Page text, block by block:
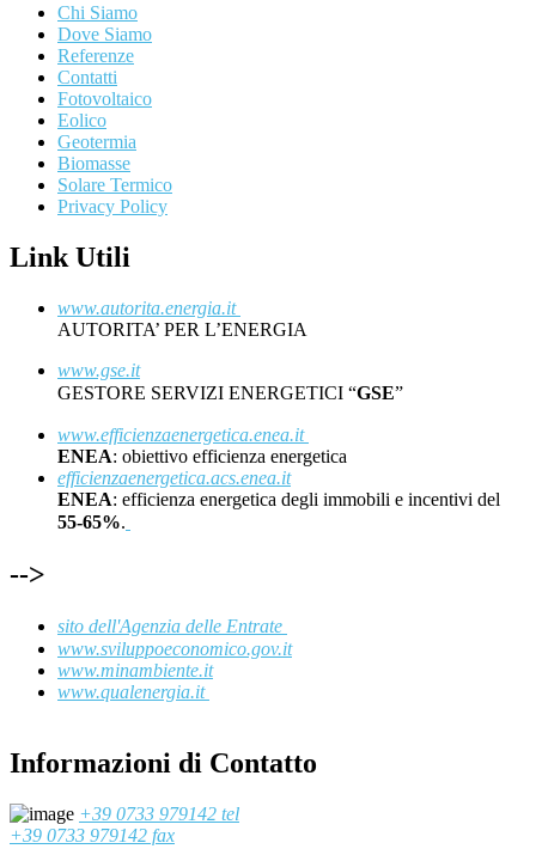
Chi Siamo
Dove Siamo
Referenze
Contatti
Fotovoltaico
Eolico
Geotermia
Biomasse
Solare Termico
Privacy Policy
Link Utili
www.autorita.energia.it
AUTORITA’ PER L’ENERGIA
www.gse.it
GESTORE SERVIZI ENERGETICI “GSE”
www.efficienzaenergetica.enea.it
ENEA: obiettivo efficienza energetica
efficienzaenergetica.acs.enea.it
ENEA: efficienza energetica degli immobili e incentivi del
55-65%.
-->
sito dell'Agenzia delle Entrate
www.sviluppoeconomico.gov.it
www.minambiente.it
www.qualenergia.it
Informazioni di Contatto
+39 0733 979142 tel
+39 0733 979142 fax